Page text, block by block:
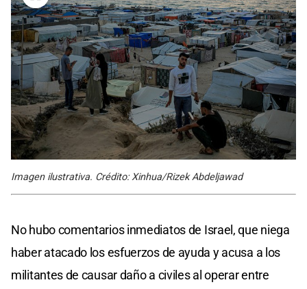
Imagen ilustrativa. Crédito: Xinhua/Rizek Abdeljawad
No hubo comentarios inmediatos de Israel, que niega
haber atacado los esfuerzos de ayuda y acusa a los
militantes de causar daño a civiles al operar entre